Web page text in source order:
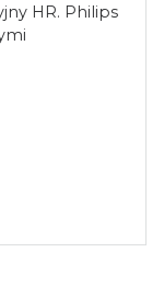
HR. Philips